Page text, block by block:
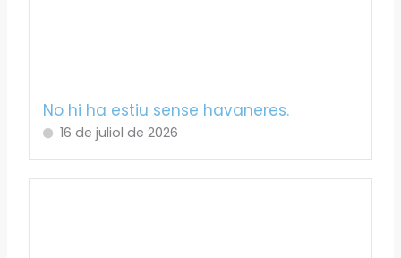
No hi ha estiu sense havaneres.
16 de juliol de 2026